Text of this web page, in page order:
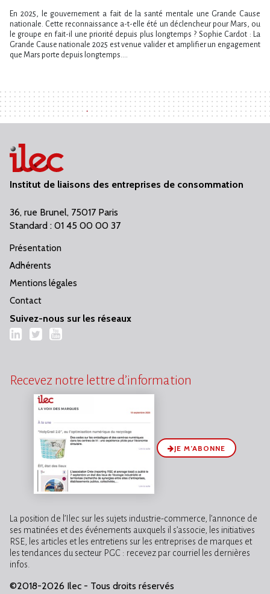
En 2025, le gouvernement a fait de la santé mentale une Grande Cause
nationale. Cette reconnaissance a-t-elle été un déclencheur pour Mars, ou
le groupe en fait-il une priorité depuis plus longtemps ? Sophie Cardot : La
Grande Cause nationale 2025 est venue valider et amplifier un engagement
que Mars porte depuis longtemps....
Institut de liaisons des entreprises de consommation
36, rue Brunel, 75017 Paris
Standard : 01 45 00 00 37
Présentation
Adhérents
Mentions légales
Contact
Suivez-nous sur les réseaux
LinkedIn
TwitterYouTube
Recevez notre lettre d’information
JE M’ABONNE
La position de l’Ilec sur les sujets industrie-commerce, l’annonce de
ses matinées et des événements auxquels il s’associe, les initiatives
RSE, les articles et les entretiens sur les entreprises de marques et
les tendances du secteur PGC : recevez par courriel les dernières
infos.
©2018-2026 Ilec - Tous droits réservés